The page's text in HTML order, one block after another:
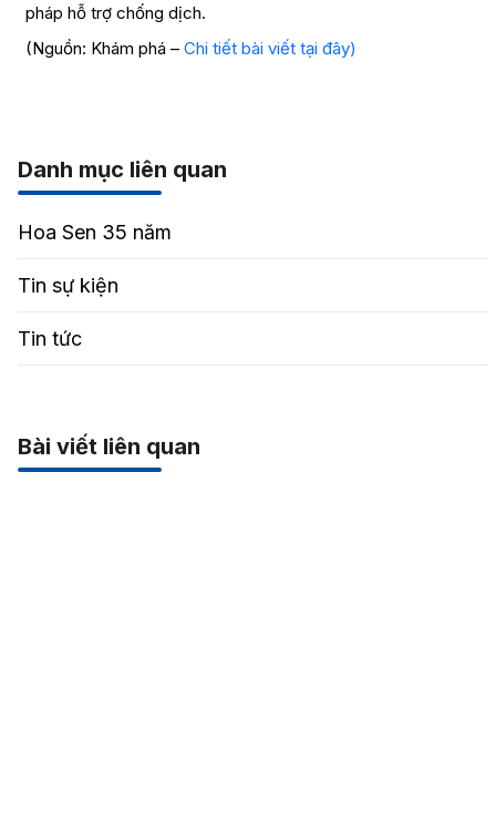
pháp hỗ trợ chống dịch.
(Nguồn: Khám phá – Chi tiết bài viết tại đây)
Danh mục liên quan
Hoa Sen 35 năm
Tin sự kiện
Tin tức
Bài viết liên quan